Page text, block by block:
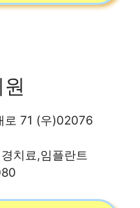
로 71 (우)02076
치료,임플란트